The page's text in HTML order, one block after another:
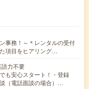
事務！～＊レンタルの受付
項目をヒアリング…
力不要
も安心スタート！・登録
（電話面談の場合）…